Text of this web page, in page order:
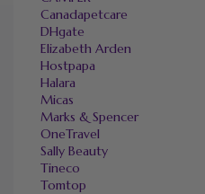
Canadapetcare
DHgate
Elizabeth Arden
Hostpapa
Halara
Micas
Marks & Spencer
OneTravel
Sally Beauty
Tineco
Tomtop